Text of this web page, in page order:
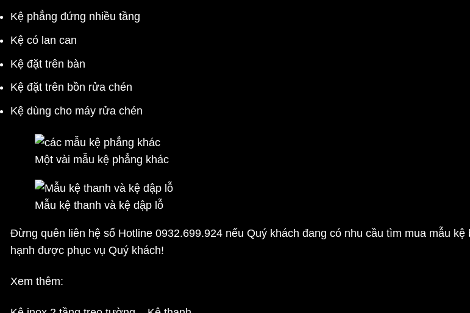
Kệ phẳng đứng nhiều tầng
Kệ có lan can
Kệ đặt trên bàn
Kệ đặt trên bồn rửa chén
Kệ dùng cho máy rửa chén
Một vài mẫu kệ phẳng khác
Mẫu kệ thanh và kệ dập lỗ
Đừng quên liên hệ số Hotline 0932.699.924 nếu Quý khách đang có nhu cầu tìm mua mẫu
hạnh được phục vụ Quý khách!
Xem thêm: